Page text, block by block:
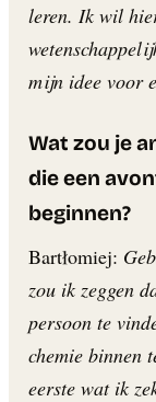
leren. Ik wil
mijn idee voor
Wat zou je
die een
beginnen?
Bartłomiej:
zou ik zeggen
persoon te
chemie binnen
eerste wat ik